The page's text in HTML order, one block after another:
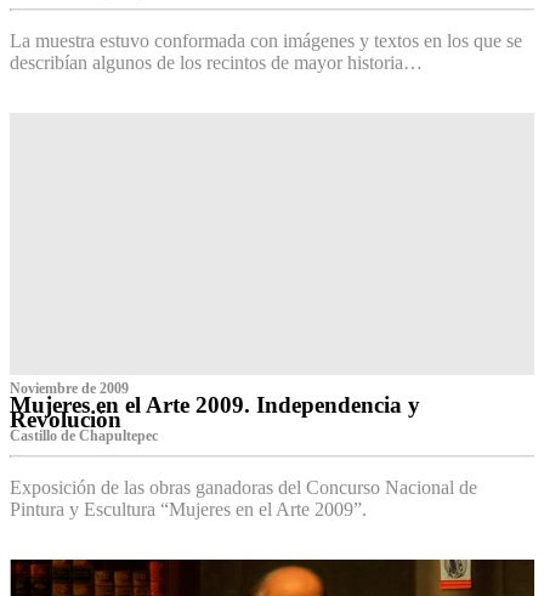
La muestra estuvo conformada con imágenes y textos en los que se
describían algunos de los recintos de mayor historia…
Noviembre de 2009
Mujeres en el Arte 2009. Independencia y
Revolución
Castillo de Chapultepec
Exposición de las obras ganadoras del Concurso Nacional de
Pintura y Escultura “Mujeres en el Arte 2009”.